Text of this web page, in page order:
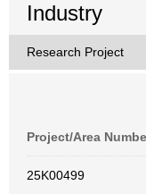
Industry
Research Project
Project/Area
25K00499